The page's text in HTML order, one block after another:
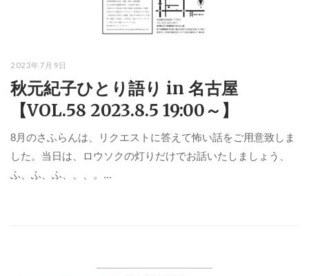
2023年7月9日
秋元紀子ひとり語り in 名古屋
【VOL.58 2023.8.5 19:00～】
8月のさふらんは、リクエストに答えて怖い話をご用意致しま
した。当日は、ロウソクの灯りだけでお話いたしましょう、
ふ、ふ、ふ、、、。...